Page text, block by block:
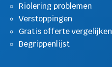
Riolering problemen
Verstoppingen
Gratis offerte vergelijken
Begrippenlijst